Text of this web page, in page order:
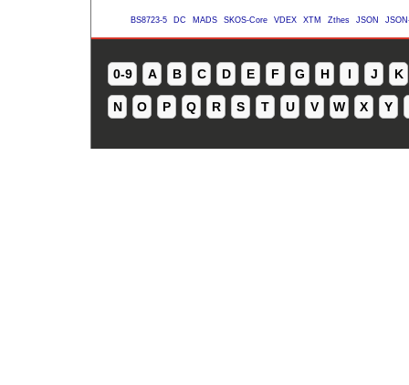
BS8723-5 DC MADS SKOS-Core VDEX XTM Zthes JSON
0-9 A B C D E F G H I J K
N O P Q R S T U V W X Y